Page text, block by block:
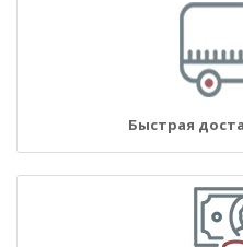
Быстрая